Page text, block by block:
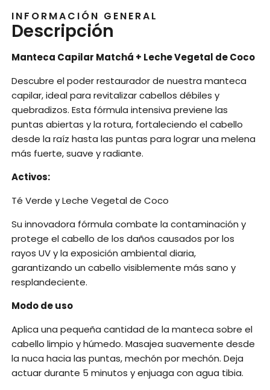
INFORMACIÓN GENERAL
Descripción
Manteca Capilar Matchá + Leche Vegetal de Coco
Descubre el poder restaurador de nuestra manteca
capilar, ideal para revitalizar cabellos débiles y
quebradizos. Esta fórmula intensiva previene las
puntas abiertas y la rotura, fortaleciendo el cabello
desde la raíz hasta las puntas para lograr una melena
más fuerte, suave y radiante.
Activos:
Té Verde y Leche Vegetal de Coco
Su innovadora fórmula combate la contaminación y
protege el cabello de los daños causados por los
rayos UV y la exposición ambiental diaria,
garantizando un cabello visiblemente más sano y
resplandeciente.
Modo de uso
Aplica una pequeña cantidad de la manteca sobre el
cabello limpio y húmedo. Masajea suavemente desde
la nuca hacia las puntas, mechón por mechón. Deja
actuar durante 5 minutos y enjuaga con agua tibia.